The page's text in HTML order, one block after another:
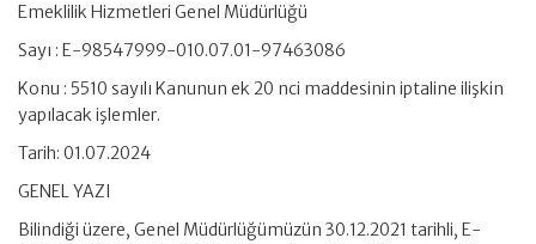
Emeklilik Hizmetleri Genel Müdürlüğü
Sayı : E-98547999-010.07.01-97463086
Konu : 5510 sayılı Kanunun ek 20 nci maddesinin iptaline ilişkin
yapılacak işlemler.
Tarih: 01.07.2024
GENEL YAZI
Bilindiği üzere, Genel Müdürlüğümüzün 30.12.2021 tarihli, E-